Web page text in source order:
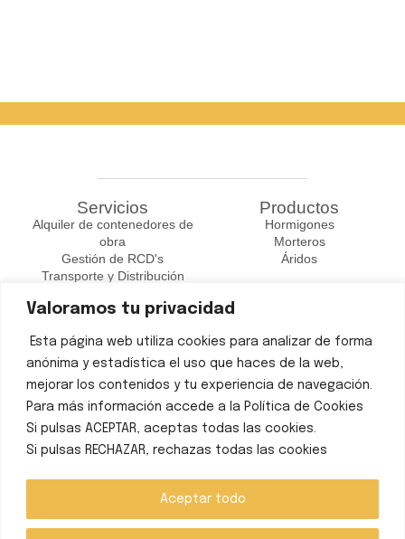
Valoramos tu privacidad
Esta página web utiliza cookies para analizar de forma
anónima y estadística el uso que haces de la web,
mejorar los contenidos y tu experiencia de navegación.
Para más información accede a la Política de Cookies
Si pulsas ACEPTAR, aceptas todas las cookies.
Si pulsas RECHAZAR, rechazas todas las cookies
Aceptar todo
Servicios
Alquiler de contenedores de
obra
Gestión de RCD's
Transporte y Distribución
Productos
Hormigones
Morteros
Áridos
Contacto
Mail: delvalle@arenasdelvalle.com
Pda. el pla, 03410 Biar, Alicante
N-344, KM 106, 02660 Caudete, Albacete
Certificados
Aviso legal y Política de privacidad
© Todos los derechos reservados Arenas del Valle